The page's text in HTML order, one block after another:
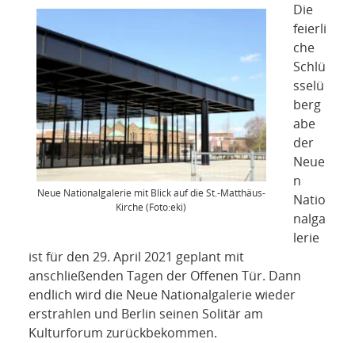
Neue Nationalgalerie mit Blick auf die St.-Matthäus-
Kirche (Foto:eki)
Die
feierli
che
Schlü
sselü
berg
abe
der
Neue
n
Natio
nalga
lerie
ist für den 29. April 2021 geplant mit
anschließenden Tagen der Offenen Tür. Dann
endlich wird die Neue Nationalgalerie wieder
erstrahlen und Berlin seinen Solitär am
Kulturforum zurückbekommen.